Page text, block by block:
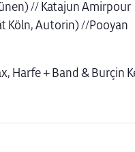
// Katajun Amirpour
Köln, Autorin) //Pooyan
Harfe + Band & Burçin